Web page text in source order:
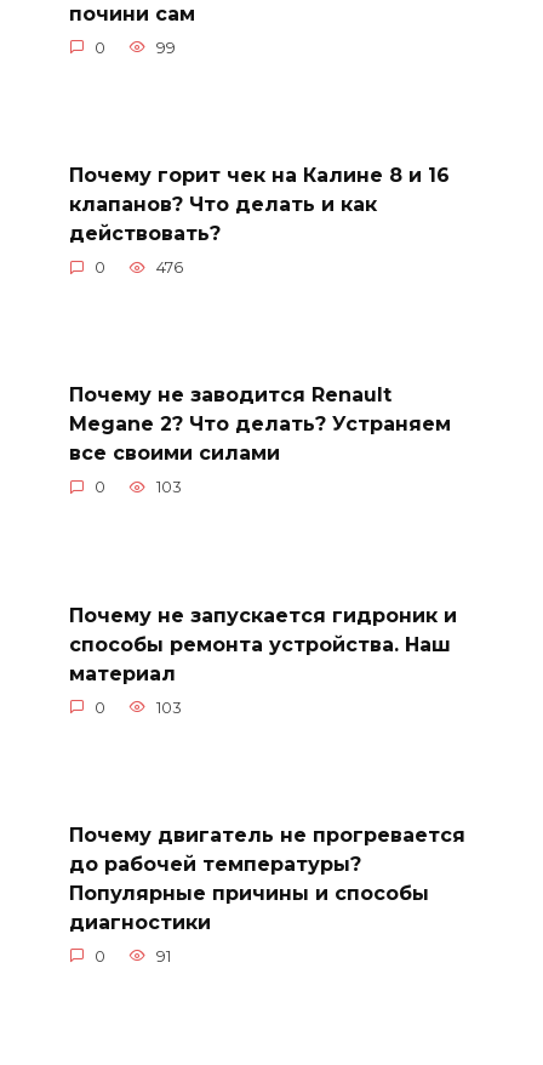
почини сам
0 99
Почему горит чек на Калине 8 и 16
клапанов? Что делать и как
действовать?
0 476
Почему не заводится Renault
Megane 2? Что делать? Устраняем
все своими силами
0 103
Почему не запускается гидроник и
способы ремонта устройства. Наш
материал
0 103
Почему двигатель не прогревается
до рабочей температуры?
Популярные причины и способы
диагностики
0 91